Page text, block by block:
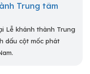
Trung tâm
Lễ khánh thành Trung
dấu cột mốc phát